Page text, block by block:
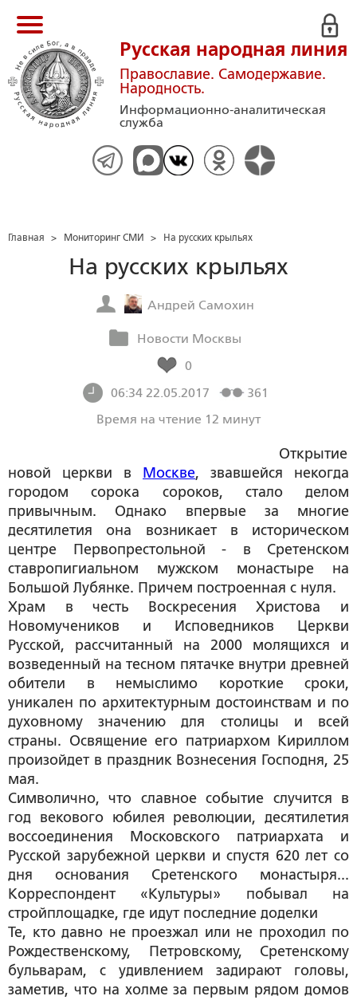
Русская народная линия
Православие. Самодержавие.
Народность.
Информационно-аналитическая
служба
Главная > Мониторинг СМИ > На русских крыльях
На русских крыльях
Андрей Самохин
Новости Москвы
0
06:34 22.05.2017
361
Время на чтение 12 минут
Открытие
новой церкви в
Москве, звавшейся некогда
городом сорока сороков, стало делом
привычным. Однако впервые за многие
десятилетия она возникает в историческом
центре Первопрестольной - в Сретенском
ставропигиальном мужском монастыре на
Большой Лубянке. Причем построенная с нуля.
Храм в честь Воскресения Христова и
Новомучеников и Исповедников Церкви
Русской, рассчитанный на 2000 молящихся и
возведенный на тесном пятачке внутри древней
обители в немыслимо короткие сроки,
уникален по архитектурным достоинствам и по
духовному значению для столицы и всей
страны. Освящение его патриархом Кириллом
произойдет в праздник Вознесения Господня, 25
мая.
Символично, что славное событие случится в
год векового юбилея революции, десятилетия
воссоединения Московского патриархата и
Русской зарубежной церкви и спустя 620 лет со
дня основания Сретенского монастыря...
Корреспондент «Культуры» побывал на
стройплощадке, где идут последние доделки
Те, кто давно не проезжал или не проходил по
Рождественскому, Петровскому, Сретенскому
бульварам, с удивлением задирают головы,
заметив, что на холме за первым рядом домов